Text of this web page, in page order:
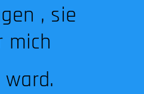
, sie
mich